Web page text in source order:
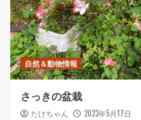
自然＆動物情報
さっきの盆栽
たけちゃん 2023年5月17日